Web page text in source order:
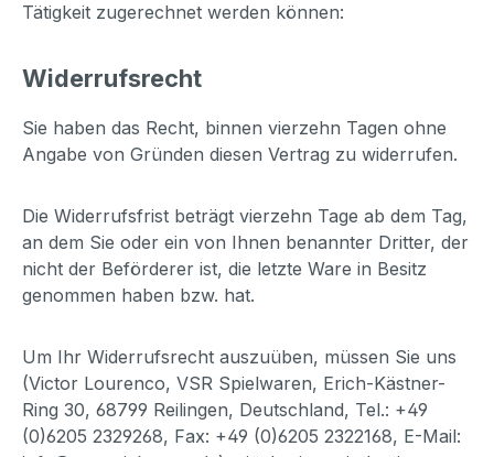
Tätigkeit zugerechnet werden können:
Widerrufsrecht
Sie haben das Recht, binnen vierzehn Tagen ohne
Angabe von Gründen diesen Vertrag zu widerrufen.
Die Widerrufsfrist beträgt vierzehn Tage ab dem Tag,
an dem Sie oder ein von Ihnen benannter Dritter, der
nicht der Beförderer ist, die letzte Ware in Besitz
genommen haben bzw. hat.
Um Ihr Widerrufsrecht auszuüben, müssen Sie uns
(Victor Lourenco, VSR Spielwaren, Erich-Kästner-
Ring 30, 68799 Reilingen, Deutschland, Tel.: +49
(0)6205 2329268, Fax: +49 (0)6205 2322168, E-Mail: